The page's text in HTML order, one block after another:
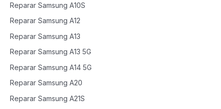
Reparar Samsung A10S
Reparar Samsung A12
Reparar Samsung A13
Reparar Samsung A13 5G
Reparar Samsung A14 5G
Reparar Samsung A20
Reparar Samsung A21S